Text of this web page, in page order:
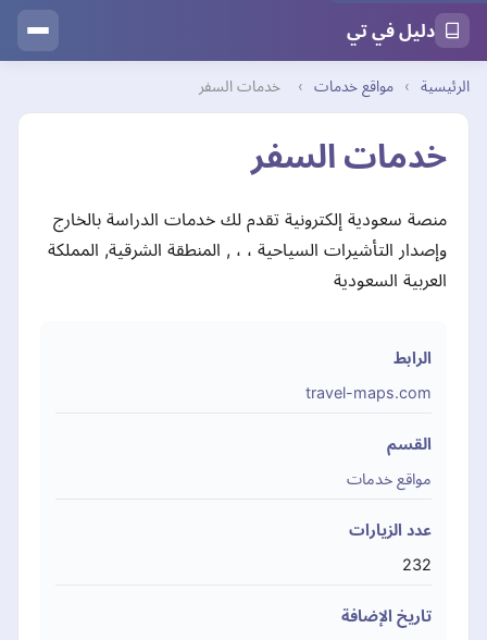
دليل في تي
الرئيسية › مواقع خدمات › خدمات السفر
خدمات السفر
منصة سعودية إلكترونية تقدم لك خدمات الدراسة بالخارج
وإصدار التأشيرات السياحية ، ، , المنطقة الشرقية, المملكة
العربية السعودية
الرابط
travel-maps.com
القسم
مواقع خدمات
عدد الزيارات
232
تاريخ الإضافة